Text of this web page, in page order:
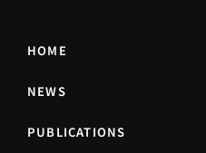
HOME
NEWS
PUBLICATIONS